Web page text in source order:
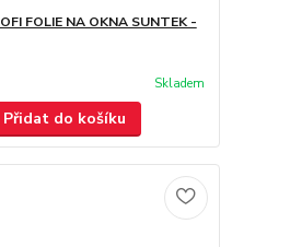
FOLIE NA OKNA SUNTEK -
Skladem
Přidat do košíku